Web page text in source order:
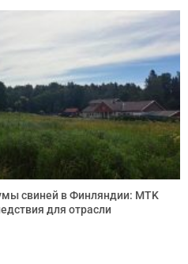
свиней в Финляндии: MTK
для отрасли